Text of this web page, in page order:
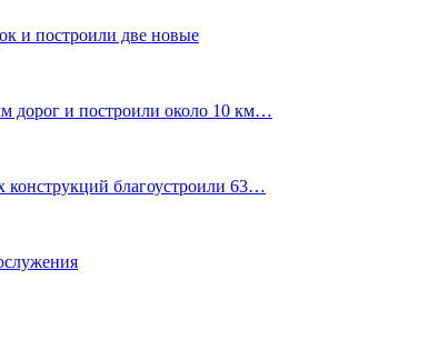
и построили две новые
дорог и построили около 10 км…
конструкций благоустроили 63…